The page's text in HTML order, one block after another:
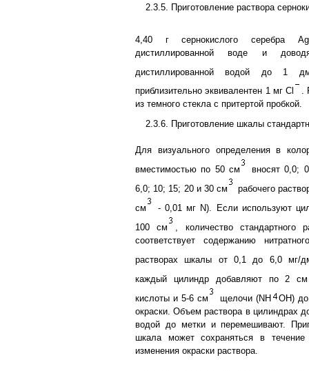
2.3.5. Приготовление раствора
4,40 г сернокислого серебра Ag
дистиллированной воде и
дистиллированной водой до 1
приблизительно эквивалентен 1 мг Сl
.
из темного стекла с притертой пробкой.
2.3.6. Приготовление шкалы
Для визуального определения в
вместимостью по 50 см
вносят 0,0;
6,0; 10; 15; 20 и 30 см
рабочего
см
- 0,01 мг N). Если используют
100 см
, количество стандартного
соответствует содержанию
растворах шкалы от 0,1 до 6,0 мг/
каждый цилиндр добавляют по 2 см
кислоты и 5-6 см
щелочи (NН
ОН) до
окраски. Объем раствора в цилиндрах
водой до метки и перемешивают.
шкала может сохраняться в течение
изменения окраски раствора.